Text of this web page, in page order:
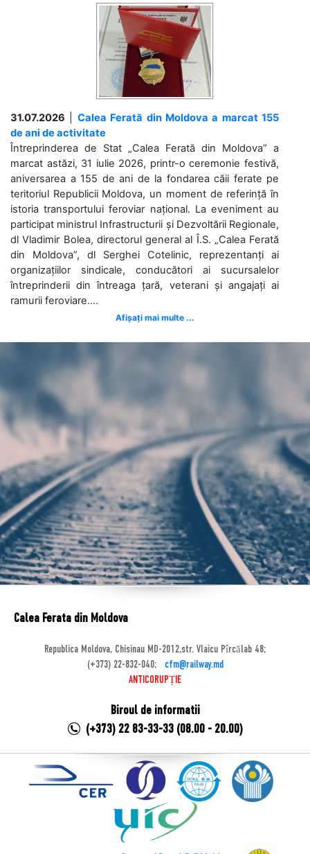
31.07.2026
Calea Ferată din Moldova a marcat 155
de ani de activitate
Întreprinderea de Stat „Calea Ferată din Moldova” a
marcat astăzi, 31 iulie 2026, printr-o ceremonie festivă,
aniversarea a 155 de ani de la fondarea căii ferate pe
teritoriul Republicii Moldova, un moment de referință în
istoria transportului feroviar național. La eveniment au
participat ministrul Infrastructurii și Dezvoltării Regionale,
dl Vladimir Bolea, directorul general al Î.S. „Calea Ferată
din Moldova”, dl Serghei Cotelinic, reprezentanți ai
organizațiilor sindicale, conducători ai sucursalelor
întreprinderii din întreaga țară, veterani și angajați ai
ramurii feroviare....
Afișați mai multe ...
Calea Ferata din Moldova
Republica Moldova, Chisinau MD-2012,str. Vlaicu Pîrcălab 48;
(+373) 22-832-040;
cfm@railway.md
ANTICORUPȚIE
Biroul de informatii
(+373) 22 83-33-33 (08.00 - 20.00)